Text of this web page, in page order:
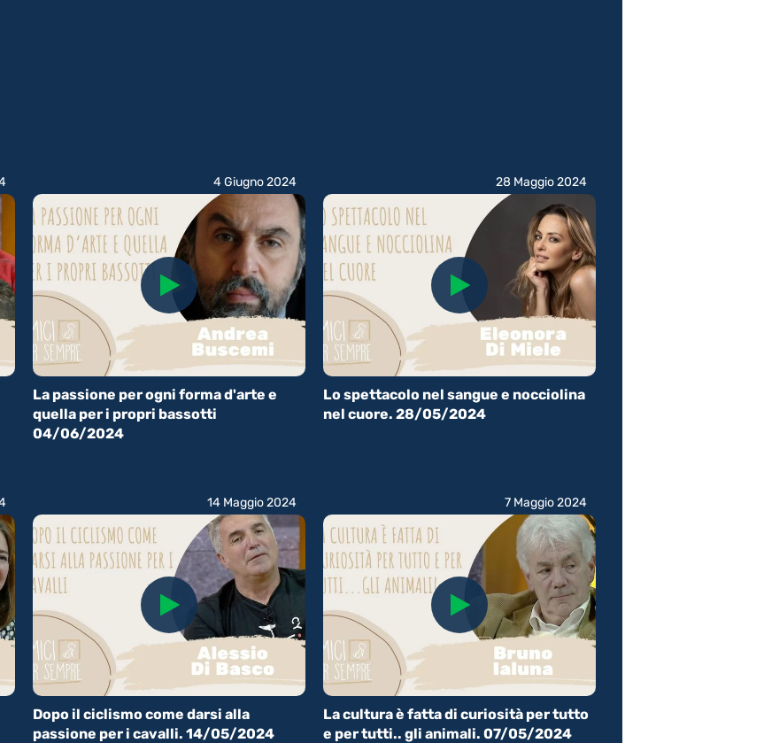
La passione per ogni forma d'arte e
quella per i propri bassotti
04/06/2024
4 Giugno 2024
Lo spettacolo nel sangue e nocciolina
nel cuore. 28/05/2024
28 Maggio 2024
Dopo il ciclismo come darsi alla
passione per i cavalli. 14/05/2024
14 Maggio 2024
La cultura è fatta di curiosità per tutto
e per tutti.. gli animali. 07/05/2024
7 Maggio 2024